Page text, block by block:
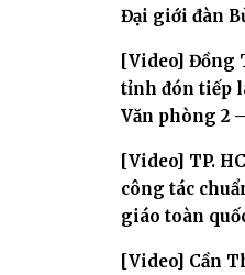
Đại giới đàn
[Video] Đồng
tỉnh đón tiếp
Văn phòng 2
[Video] TP.
công tác
giáo toàn
[Video] Cần